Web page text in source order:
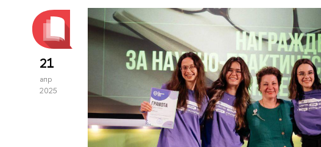
21
апр
2025